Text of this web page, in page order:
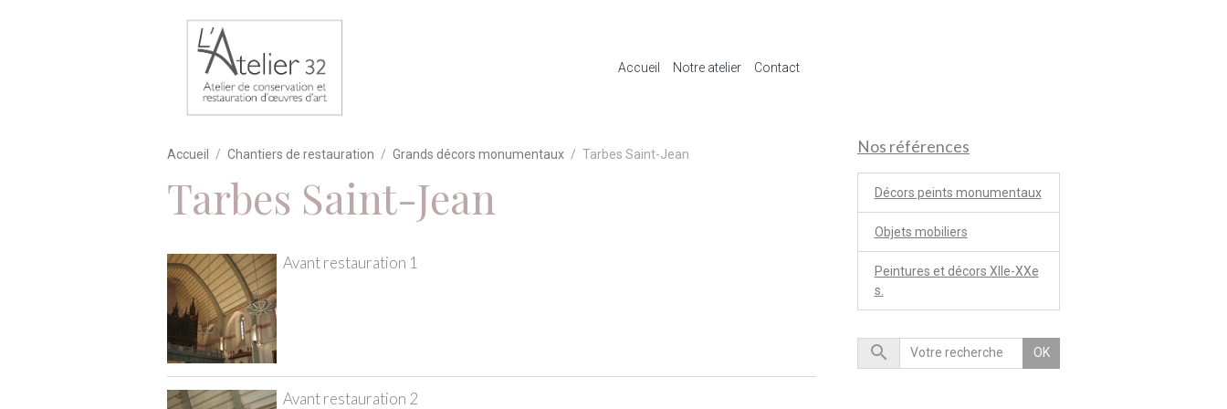
Accueil Notre atelier Contact
Accueil Chantiers de restauration Grands décors monumentaux Tarbes Saint-Jean
Tarbes Saint-Jean
Avant restauration 1
Avant restauration 2
Nos références
Décors peints monumentaux
Objets mobiliers
Peintures et décors XIIe-XXe
s.
OK